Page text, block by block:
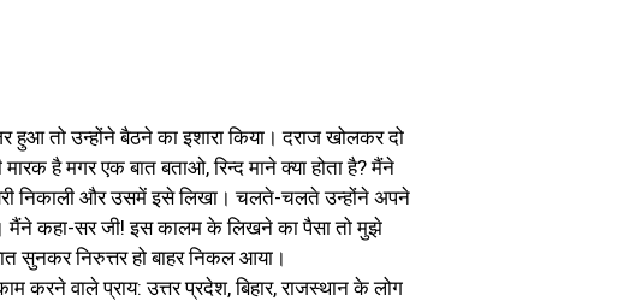
हुआ तो उन्होंने बैठने का इशारा किया। दराज खोलकर दो
है मगर एक बात बताओ, रिन्द माने क्या होता है? मैंने
निकाली और उसमें इसे लिखा। चलते-चलते उन्होंने अपने
मैंने कहा-सर जी! इस कालम के लिखने का पैसा तो मुझे
सुनकर निरुत्तर हो बाहर निकल आया।
करने वाले प्राय: उत्तर प्रदेश, बिहार, राजस्थान के लोग